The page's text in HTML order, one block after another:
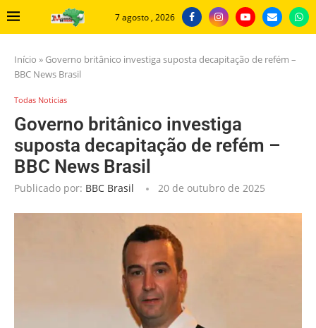
7 agosto , 2026
Início » Governo britânico investiga suposta decapitação de refém –
BBC News Brasil
Todas Noticias
Governo britânico investiga
suposta decapitação de refém –
BBC News Brasil
Publicado por: BBC Brasil 20 de outubro de 2025